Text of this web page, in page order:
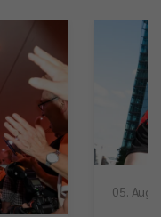
05.